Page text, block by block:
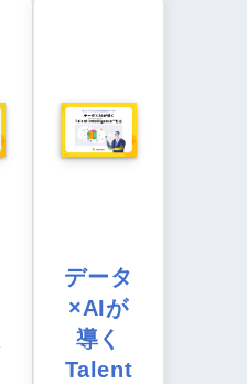
データ
×AIが
導く
Talent